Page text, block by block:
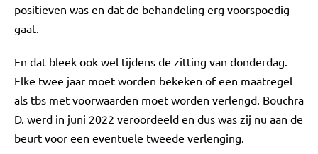
positieven was en dat de behandeling erg voorspoedig
gaat.
En dat bleek ook wel tijdens de zitting van donderdag.
Elke twee jaar moet worden bekeken of een maatregel
als tbs met voorwaarden moet worden verlengd. Bouchra
D. werd in juni 2022 veroordeeld en dus was zij nu aan de
beurt voor een eventuele tweede verlenging.